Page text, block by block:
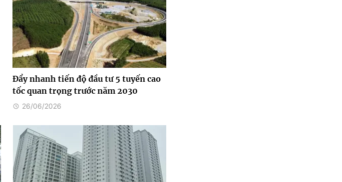
Đẩy nhanh tiến độ đầu tư 5 tuyến cao
tốc quan trọng trước năm 2030
26/06/2026